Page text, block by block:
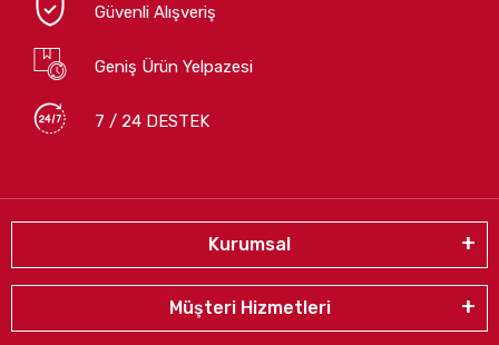
Güvenli Alışveriş
Geniş Ürün Yelpazesi
7 / 24 DESTEK
Kurumsal
Müşteri Hizmetleri